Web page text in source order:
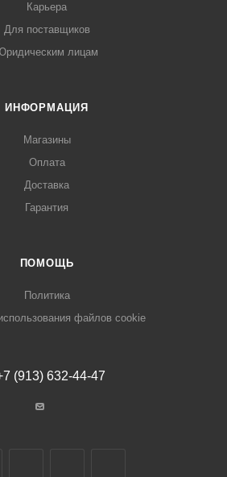
Карьера
Для поставщиков
лицам
ИНФОРМАЦИЯ
Магазины
Оплата
Доставка
Гарантия
ПОМОЩЬ
Политика
файлов cookie
(913) 632-44-47